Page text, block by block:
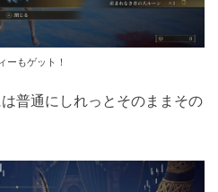
ーもゲット！
普通にしれっとそのままその